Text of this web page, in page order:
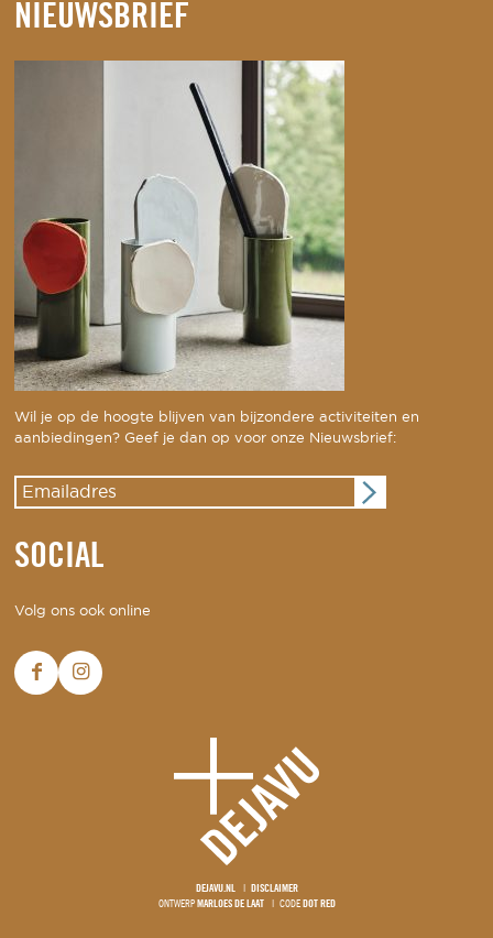
NIEUWSBRIEF
Wil je op de hoogte blijven van bijzondere activiteiten en
aanbiedingen? Geef je dan op voor onze Nieuwsbrief:
SOCIAL
Volg ons ook online
DEJAVU.NL
DISCLAIMER
ONTWERP MARLOES DE LAAT CODE DOT RED